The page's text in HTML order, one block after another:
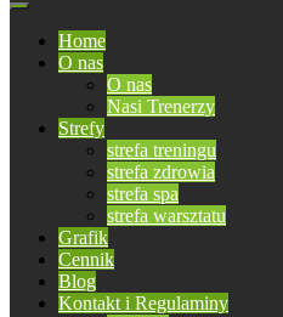
Home
O nas
O nas
Nasi Trenerzy
Strefy
strefa treningu
strefa zdrowia
strefa spa
strefa warsztatu
Grafik
Cennik
Blog
Kontakt i Regulaminy